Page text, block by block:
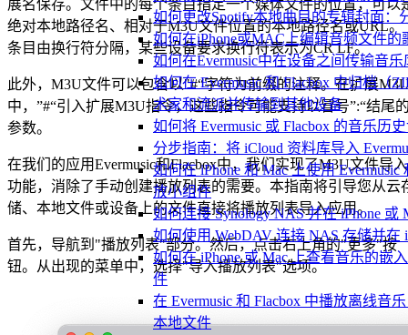
如何更改Spotify本地曲目的专辑封面：
如何在iPhone或MAC上编辑音频文件的
如何在Evermusic中在设备之间传输音
如何在 Evermusic 和 Flacbox 中归档（
术家和流派并传输到其他设备
如何将 Evermusic 或 Flacbox 的音乐历
分步指南：将 iCloud 资料库导入
如何在 iPhone 和 Mac 上使用
放小组件
如何连接 Synology NAS 并在 iPhone 或
如何使用 WebDAV 连接 NAS 存储并在
如何在 iPhone 或 Mac 上查看音乐的嵌
件
在 Evermusic 和 Flacbox 中播放离线音
本地文件
展名保存。文件中的每个条目指定一个媒体文件的位置，可以
绝对本地路径名、相对于M3U文件位置的本地路径名或URL。
条目由换行符分隔，某些设备要求换行符表示为CR LF。
此外，M3U文件可以包含以"#“字符为前缀的注释。在扩展
中，”#“引入扩展M3U指令，这些指令可能支持以冒号”:“结尾
参数。
在我们的应用Evermusic和Flacbox中，我们实现了M3U文件导入
功能，消除了手动创建播放列表的需要。本指南将引导您从云
储、本地文件或设备上的文件直接将播放列表导入应用。
首先，导航到"播放列表"部分。然后，点击右上角的"更多"按
钮。从出现的菜单中，选择"导入播放列表"选项。